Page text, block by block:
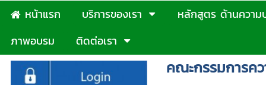
หน้าแรก บริการของเรา
หลักสูตร ด้านควา
ภาพอบรม
ติดต่อเรา
คณะกรรมการค